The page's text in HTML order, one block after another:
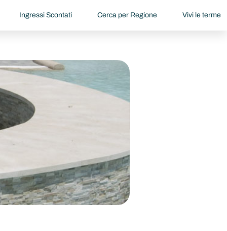
Ingressi Scontati Cerca per Regione Vivi le terme